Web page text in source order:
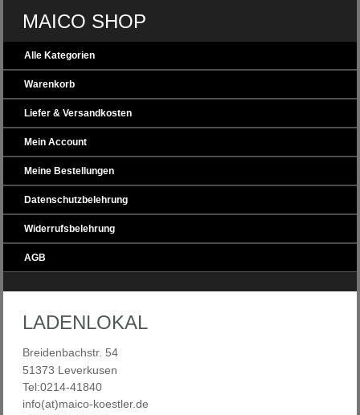
MAICO SHOP
Alle Kategorien
Warenkorb
Liefer & Versandkosten
Mein Account
Meine Bestellungen
Datenschutzbelehrung
Widerrufsbelehrung
AGB
LADENLOKAL
Breidenbachstr. 54
51373 Leverkusen
Tel:0214-41840
info(at)maico-koestler.de